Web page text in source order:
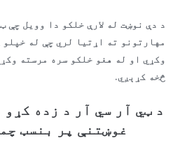
د دې نوښت له لارې خلکو دا وویل چې
مهارتونو ته اړتیا لري چې له
وکړي او له هغو خلکو سره مرسته
څخه کړېږي.
د ټي آر سي آر د زده
غوښتنې پر بنسټ